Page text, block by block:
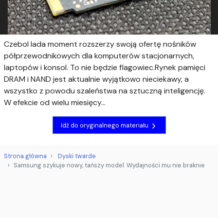
Czebol lada moment rozszerzy swoją ofertę nośników
półprzewodnikowych dla komputerów stacjonarnych,
laptopów i konsol. To nie będzie flagowiec.Rynek pamięci
DRAM i NAND jest aktualnie wyjątkowo nieciekawy, a
wszystko z powodu szaleństwa na sztuczną inteligencję.
W efekcie od wielu miesięcy...
Idź do oryginalnego materiału
Strona główna
Dyski twarde
Samsung szykuje nowy, tańszy model. Wydajności mu nie braknie